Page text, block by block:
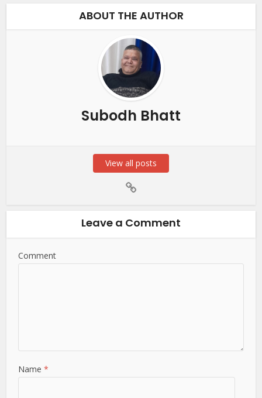
ABOUT THE AUTHOR
Subodh Bhatt
View all posts
Leave a Comment
Comment
Name*